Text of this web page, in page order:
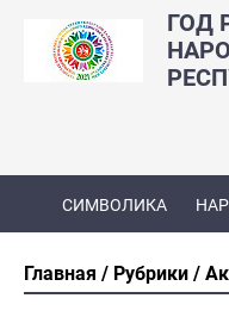
ГОД
СИМВОЛИКА
Главная Рубрики